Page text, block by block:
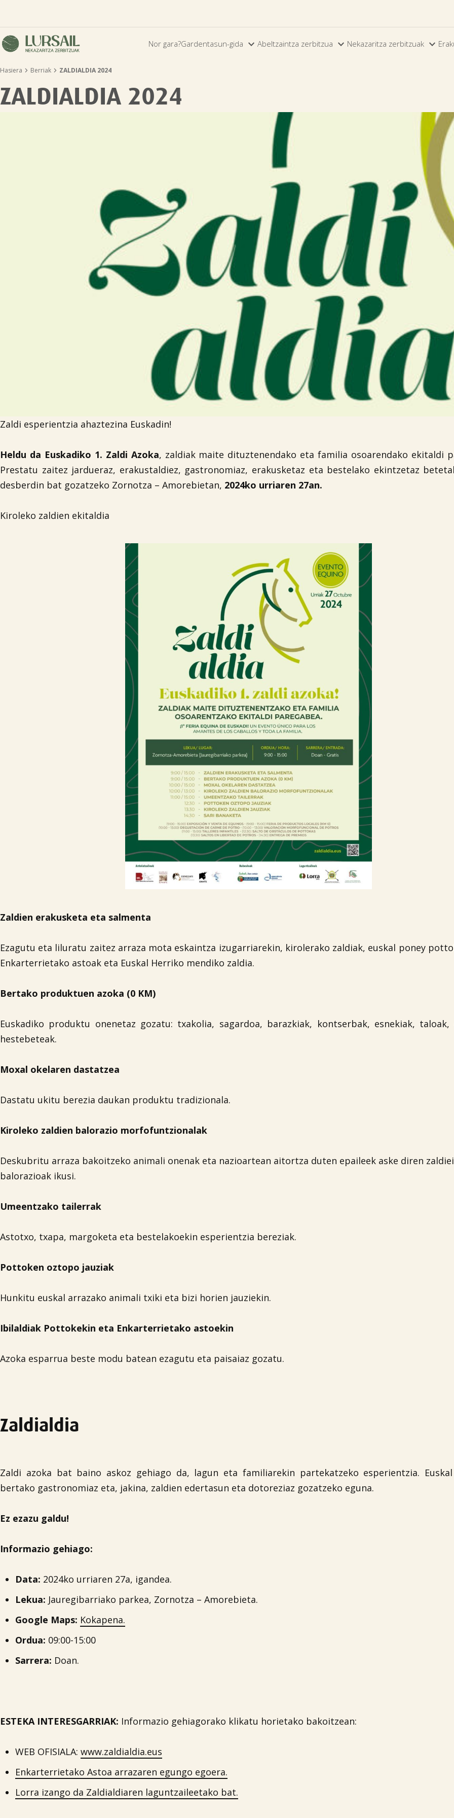
Nor gara?Gardentasun-gida  Abeltzaintza zerbitzua  Nekazaritza zerbitzuak 
Hasiera  Berriak  ZALDIALDIA 2024
ZALDIALDIA 2024
Zaldi esperientzia ahaztezina Euskadin!
Heldu da Euskadiko 1. Zaldi Azoka, zaldiak maite dituztenendako eta familia osoarendako ekitaldi
Prestatu zaitez jardueraz, erakustaldiez, gastronomiaz, erakusketaz eta bestelako ekintzetaz
desberdin bat gozatzeko Zornotza – Amorebietan, 2024ko urriaren 27an.
Kiroleko zaldien ekitaldia
Zaldien erakusketa eta salmenta
Ezagutu eta liluratu zaitez arraza mota eskaintza izugarriarekin, kirolerako zaldiak, euskal poney
Enkarterrietako astoak eta Euskal Herriko mendiko zaldia.
Bertako produktuen azoka (0 KM)
Euskadiko produktu onenetaz gozatu: txakolia, sagardoa, barazkiak, kontserbak, esnekiak,
hestebeteak.
Moxal okelaren dastatzea
Dastatu ukitu berezia daukan produktu tradizionala.
Kiroleko zaldien balorazio morfofuntzionalak
Deskubritu arraza bakoitzeko animali onenak eta nazioartean aitortza duten epaileek aske diren
balorazioak ikusi.
Umeentzako tailerrak
Astotxo, txapa, margoketa eta bestelakoekin esperientzia bereziak.
Pottoken oztopo jauziak
Hunkitu euskal arrazako animali txiki eta bizi horien jauziekin.
Ibilaldiak Pottokekin eta Enkarterrietako astoekin
Azoka esparrua beste modu batean ezagutu eta paisaiaz gozatu.
Zaldialdia
Zaldi azoka bat baino askoz gehiago da, lagun eta familiarekin partekatzeko esperientzia.
bertako gastronomiaz eta, jakina, zaldien edertasun eta dotoreziaz gozatzeko eguna.
Ez ezazu galdu!
Informazio gehiago:
Data: 2024ko urriaren 27a, igandea.
Lekua: Jauregibarriako parkea, Zornotza – Amorebieta.
Google Maps: Kokapena.
Ordua: 09:00-15:00
Sarrera: Doan.
ESTEKA INTERESGARRIAK: Informazio gehiagorako klikatu horietako bakoitzean:
WEB OFISIALA: www.zaldialdia.eus
Enkarterrietako Astoa arrazaren egungo egoera.
Lorra izango da Zaldialdiaren laguntzaileetako bat.